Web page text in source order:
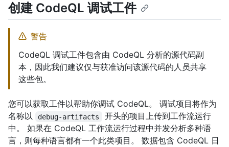
创建 CodeQL 调试工件
警告
CodeQL 调试工件包含由 CodeQL 分析的源代码副
本，因此我们建议仅与获准访问该源代码的人员共享
这些包。
您可以获取工件以帮助你调试 CodeQL。 调试项目将作为
名称以
debug-artifacts
开头的项目上传到工作流运行
中。 如果在 CodeQL 工作流运行过程中并发分析多种语
言，则每种语言都有一个此类项目。 数据包含 CodeQL 日